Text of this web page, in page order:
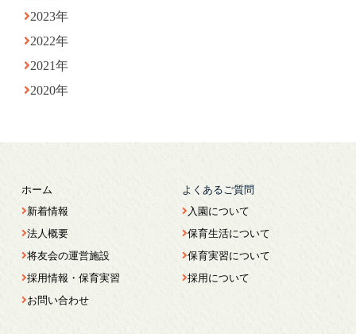
2023年
2022年
2021年
2020年
ホーム
新着情報
法人概要
将友会の運営施設
採用情報・保育実習
お問い合わせ
よくあるご質問
入園について
保育生活について
保育実習について
採用について